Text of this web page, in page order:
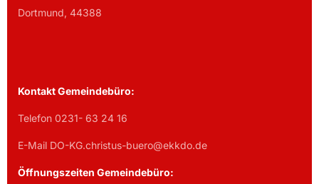
Dortmund, 44388
Kontakt Gemeindebüro:
Telefon 0231- 63 24 16
E-Mail DO-KG.christus-buero@ekkdo.de
Öffnungszeiten Gemeindebüro: